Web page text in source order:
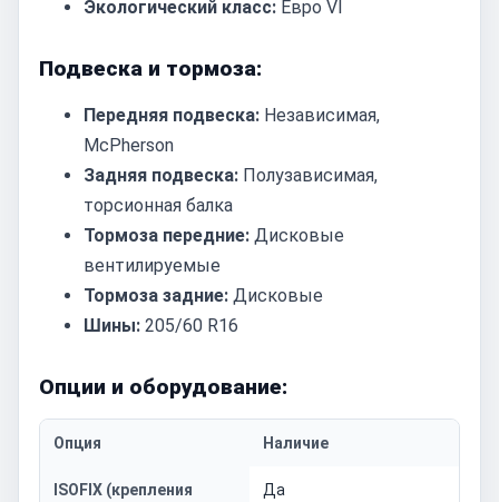
Экологический класс: Евро VI
Подвеска и тормоза:
Передняя подвеска: Независимая,
McPherson
Задняя подвеска: Полузависимая,
торсионная балка
Тормоза передние: Дисковые
вентилируемые
Тормоза задние: Дисковые
Шины: 205/60 R16
Опции и оборудование:
Опция Наличие
ISOFIX (крепления
Да